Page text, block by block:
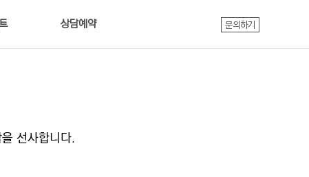
상담예약 문의하기
선사합니다.